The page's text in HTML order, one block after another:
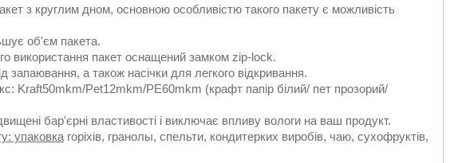
з круглим дном, основною особливістю такого пакету є можливість
об'єм пакета.
використання пакет оснащений замком zip-lock.
запаювання, а також насічки для легкого відкривання.
Kraft50mkm/Pet12mkm/PE60mkm (крафт папір білий/ пет прозорий/
бар'єрні властивості і виключає впливу вологи на ваш продукт.
упаковка горіхів, гранолы, спельти, кондитерких виробів, чаю, сухофруктів,